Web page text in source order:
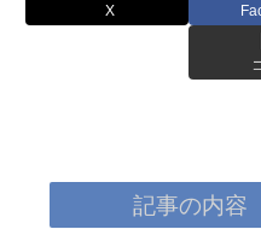
X
記事の内容